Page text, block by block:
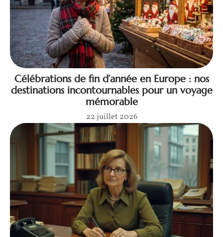
Célébrations de fin d’année en Europe : nos
destinations incontournables pour un voyage
mémorable
22 juillet 2026